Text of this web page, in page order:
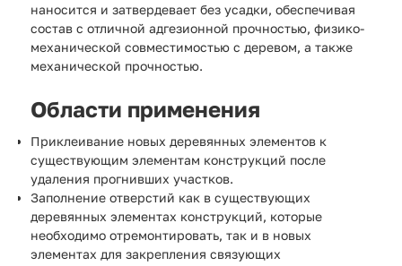
наносится и затвердевает без усадки, обеспечивая
состав с отличной адгезионной прочностью, физико-
механической совместимостью с деревом, а также
механической прочностью.
Области применения
Приклеивание новых деревянных элементов к
существующим элементам конструкций после
удаления прогнивших участков.
Заполнение отверстий как в существующих
деревянных элементах конструкций, которые
необходимо отремонтировать, так и в новых
элементах для закрепления связующих